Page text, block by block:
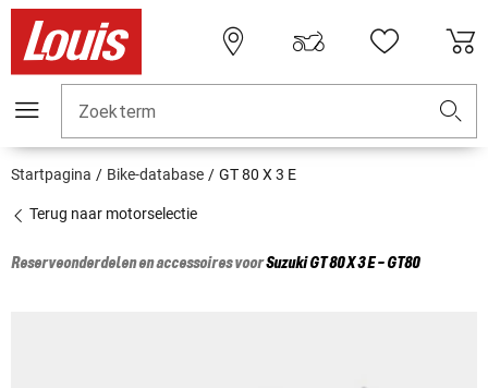
Zoekterm
Startpagina Bike-database GT 80 X 3 E
Terug naar motorselectie
Reserveonderdelen en accessoires voorSuzukiGT 80 X 3 E - GT80